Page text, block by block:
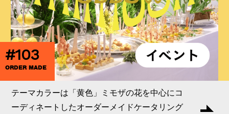
#103
ORDER MADE
テーマカラーは「黄色」ミモザの花を中心にコ
ーディネートしたオーダーメイドケータリング